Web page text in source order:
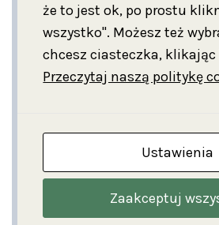
że to jest ok, po prostu
wszystko". Możesz też
chcesz ciasteczka,
Przeczytaj naszą politykę
Ustawienia
Zaakceptuj